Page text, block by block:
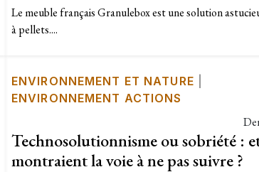
Le meuble français Granulebox est une solution
à pellets....
ENVIRONNEMENT ET NATURE
ENVIRONNEMENT ACTIONS
Technosolutionnisme ou sobriété :
montraient la voie à ne pas suivre ?